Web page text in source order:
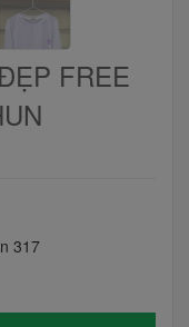
FREE
317